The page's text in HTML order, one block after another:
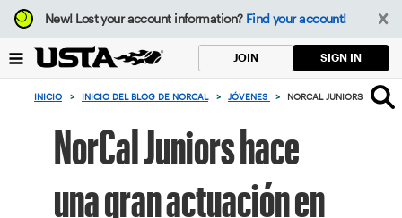
Enfoque
desde
botón
volver
New!Lost your account information? Find your account!
JOIN SIGN IN
INICIO > INICIO DEL BLOG DE NORCAL > JÓVENES > NORCAL JUNIORS HACE
NorCal Juniors hace
una gran actuación en